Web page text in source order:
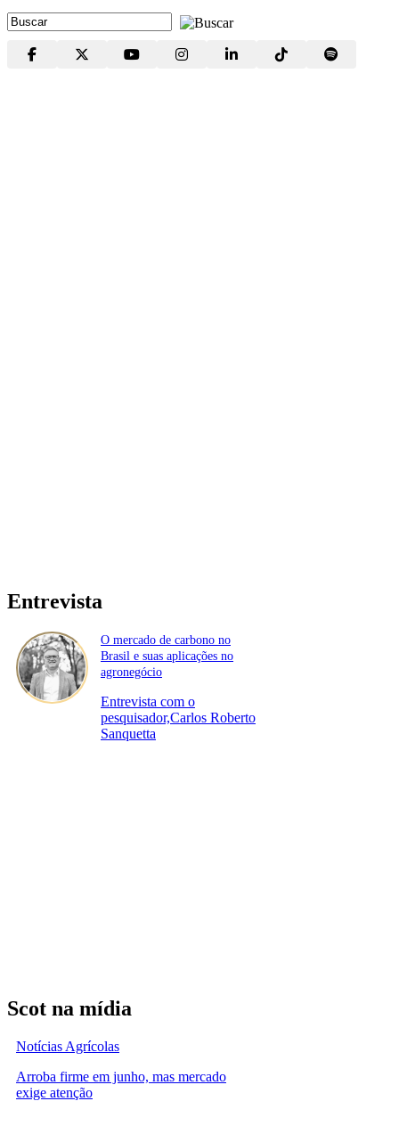
Entrevista
O mercado de carbono no
Brasil e suas aplicações no
agronegócio
Entrevista com o
pesquisador,Carlos Roberto
Sanquetta
Scot na mídia
Notícias Agrícolas
Arroba firme em junho, mas mercado
exige atenção